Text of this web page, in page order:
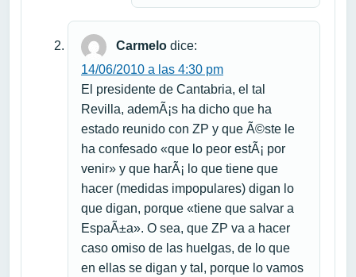
Carmelo dice:
14/06/2010 a las 4:30 pm
El presidente de Cantabria, el tal
Revilla, ademÃ¡s ha dicho que ha
estado reunido con ZP y que Ã©ste le
ha confesado «que lo peor estÃ¡ por
venir» y que harÃ¡ lo que tiene que
hacer (medidas impopulares) digan lo
que digan, porque «tiene que salvar a
EspaÃ±a». O sea, que ZP va a hacer
caso omiso de las huelgas, de lo que
en ellas se digan y tal, porque lo vamos